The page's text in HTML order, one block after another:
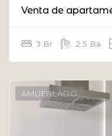
3 Br 2.5 Ba
AMUEBLADO